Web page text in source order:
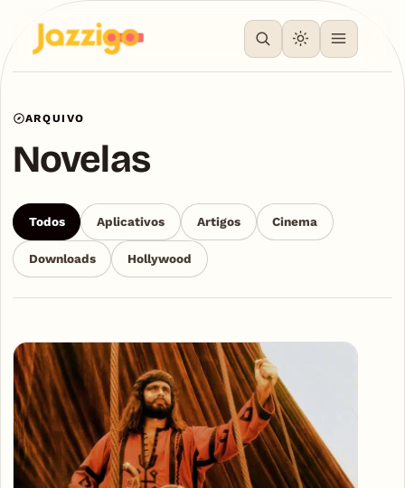
ARQUIVO
Novelas
Todos Aplicativos Artigos Cinema
Downloads Hollywood
Articles